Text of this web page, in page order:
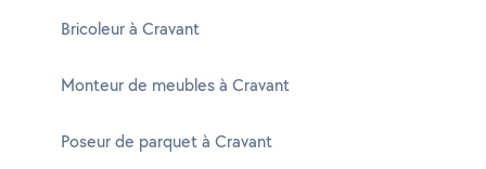
Bricoleur à Cravant
Monteur de meubles à Cravant
Poseur de parquet à Cravant